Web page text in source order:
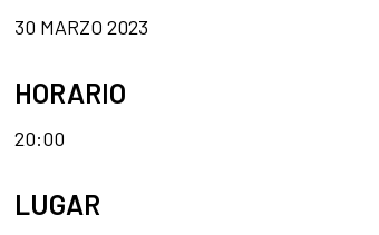
30 MARZO 2023
HORARIO
20:00
LUGAR